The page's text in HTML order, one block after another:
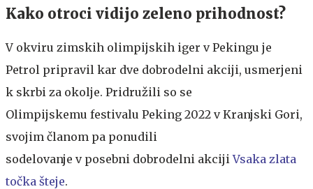
Kako otroci vidijo zeleno prihodnost?
V okviru zimskih olimpijskih iger v Pekingu je
Petrol pripravil kar dve dobrodelni akciji, usmerjeni
k skrbi za okolje. Pridružili so se
Olimpijskemu festivalu Peking 2022 v Kranjski Gori,
svojim članom pa ponudili
sodelovanje v posebni dobrodelni akcijiVsaka zlata
točka šteje.